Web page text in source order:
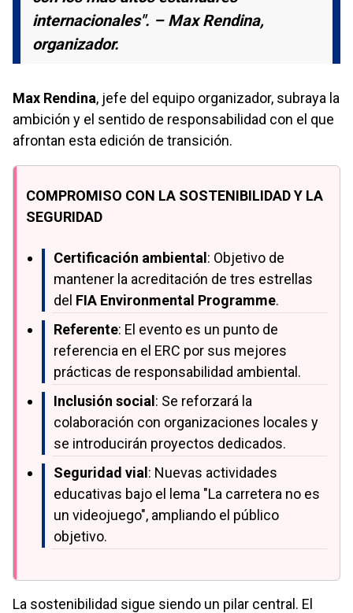
internacionales". – Max Rendina,
organizador.
Max Rendina, jefe del equipo organizador, subraya la
ambición y el sentido de responsabilidad con el que
afrontan esta edición de transición.
COMPROMISO CON LA SOSTENIBILIDAD Y LA
SEGURIDAD
Certificación ambiental : Objetivo de
mantener la acreditación de tres estrellas
del FIA Environmental Programme.
Referente: El evento es un punto de
referencia en el ERC por sus mejores
prácticas de responsabilidad ambiental.
Inclusión social : Se reforzará la
colaboración con organizaciones locales y
se introducirán proyectos dedicados.
Seguridad vial : Nuevas actividades
educativas bajo el lema "La carretera no es
un videojuego", ampliando el público
objetivo.
La sostenibilidad sigue siendo un pilar central. El